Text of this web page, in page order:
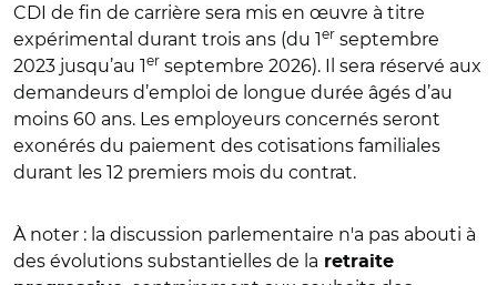
CDI de fin de carrière sera mis en œuvre à titre
expérimental durant trois ans (du 1er septembre
2023 jusqu’au 1er septembre 2026). Il sera réservé aux
demandeurs d’emploi de longue durée âgés d’au
moins 60 ans. Les employeurs concernés seront
exonérés du paiement des cotisations familiales
durant les 12 premiers mois du contrat.
À noter : la discussion parlementaire n'a pas abouti à
des évolutions substantielles de la retraite